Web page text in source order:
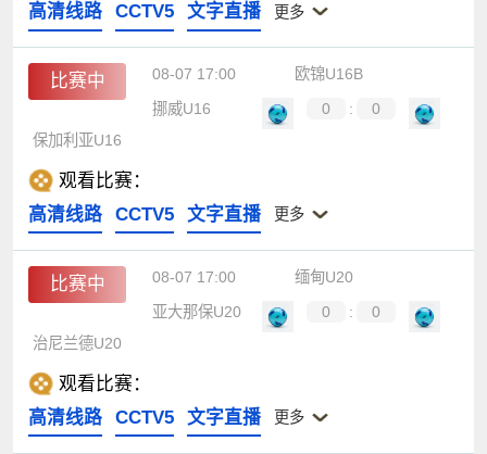
高清线路
CCTV5 文字直播 更多
比赛中 08-07 17:00
欧锦U16B
挪威U16
0 :
0
保加利亚U16
观看比赛：
高清线路
CCTV5 文字直播 更多
比赛中 08-07 17:00
缅甸U20
亚大那保U20
0 :
0
治尼兰德U20
观看比赛：
高清线路
CCTV5 文字直播 更多